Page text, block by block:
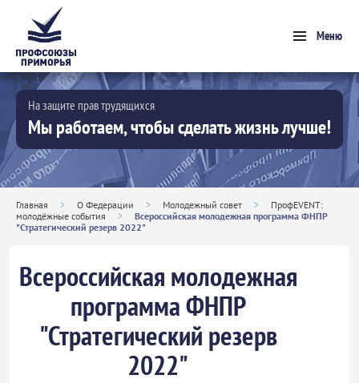
Меню
На защите прав трудящихся
Мы работаем, чтобы сделать жизнь лучше!
Главная > О Федерации > Молодежный совет >
ПрофEVENT:
молодёжные события
>
Всероссийская молодежная программа ФНПР
"Стратегический резерв 2022"
Всероссийская молодежная
программа ФНПР
"Стратегический резерв
2022"